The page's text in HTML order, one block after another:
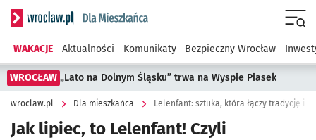
Serwis informacyjny wroclaw.pl podserwis: Dla mieszkańca
WAKACJE Aktualności Komunikaty Bezpieczny Wrocław
WROCŁAW „Lato na Dolnym Śląsku” trwa na Wyspie Piasek
wroclaw.pl Dla mieszkańca Lelenfant: sztuka, która łączy tradycję i
Jak lipiec, to Lelenfant! Czyli